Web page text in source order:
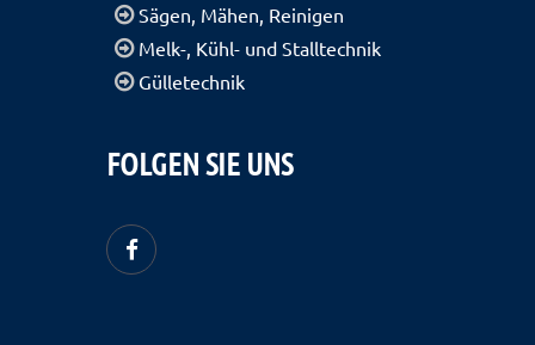
Sägen, Mähen, Reinigen
Melk-, Kühl- und Stalltechnik
Gülletechnik
FOLGEN SIE UNS